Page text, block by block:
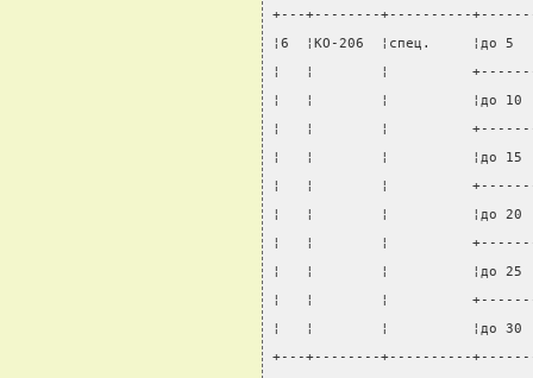
+---+--------+----------
¦6  ¦KO-206  ¦спец.     ¦до
¦   ¦        ¦
¦   ¦        ¦          ¦до 10
¦   ¦        ¦
¦   ¦        ¦          ¦до 15
¦   ¦        ¦
¦   ¦        ¦          ¦до 20
¦   ¦        ¦
¦   ¦        ¦          ¦до 25
¦   ¦        ¦
¦   ¦        ¦          ¦до 30
+---+--------+----------